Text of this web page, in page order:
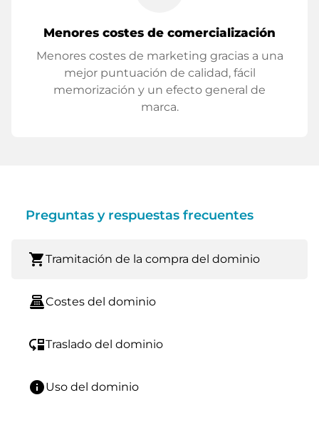
Menores costes de comercialización
Menores costes de marketing gracias a una
mejor puntuación de calidad, fácil
memorización y un efecto general de
marca.
Preguntas y respuestas frecuentes
shopping_cartTramitación de la compra del dominio
point_of_saleCostes del dominio
move_downTraslado del dominio
infoUso del dominio